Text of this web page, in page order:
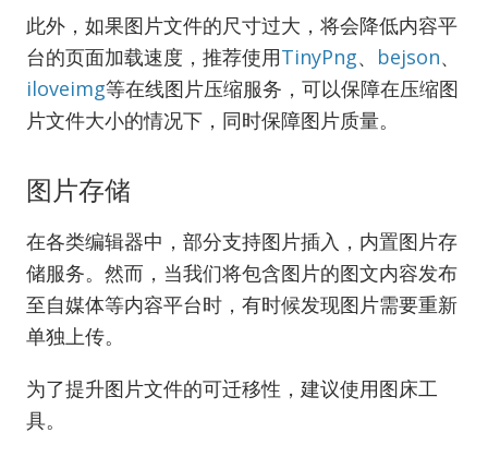
此外，如果图片文件的尺寸过大，将会降低内容平
台的页面加载速度，推荐使用TinyPng、 bejson、
iloveimg等在线图片压缩服务，可以保障在压缩图
片文件大小的情况下，同时保障图片质量。
图片存储
在各类编辑器中，部分支持图片插入，内置图片存
储服务。然而，当我们将包含图片的图文内容发布
至自媒体等内容平台时，有时候发现图片需要重新
单独上传。
为了提升图片文件的可迁移性，建议使用图床工
具。